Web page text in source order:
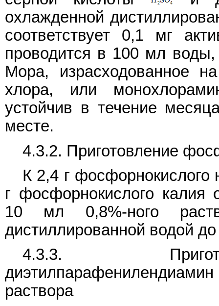
охлажденной
соответствует 0,1 мг
проводится в 100 мл воды,
Мора, израсходованное
хлора, или
устойчив в течение
месте.
4.3.2. Приготовление
К 2,4 г
г фосфорнокислого калия
10 мл 0,8%-ного
дистиллированной водой
4.3.3.
раствора